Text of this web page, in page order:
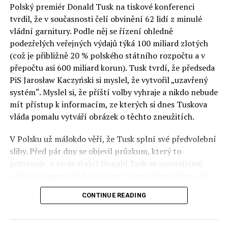
Otázky spojené s vývojem umělé inteligence budou na
fóru AI zvláště diskutovanou oblastí. Fórum AI bude
zahrnovat vyhrazenou tematickou trať skládající se z
panelů, prezentací, workshopů a speciálních akcí.
Budou diskutovány klíčové otázky vlivu umělé
inteligence ve společnosti, ale i v sektoru veřejných a
komerčních služeb. Budou se diskutovat problémy a
výzvy, kterým bude muset trh čelit tváří v tvář zásadním
technologickým změnám. Účastníci fóra také zváží, do
technologií umělé inteligence v mnoha oblastech života
umožní Evropské unii obnovit konkurenceschopnost ve
vztahu ke globálním ekonomikám a nutnosti zajistit
Polský premiér Donald Tusk na tiskové konferenci
tvrdil, že v současnosti čelí obvinění 62 lidí z minulé
vládní garnitury. Podle něj se řízení ohledně
podezřelých veřejných výdajů týká 100 miliard zlotých
(což je přibližně 20 % polského státního rozpočtu a v
přepočtu asi 600 miliard korun). Tusk tvrdí, že předseda
PiS Jarosław Kaczyński si myslel, že vytvořil „uzavřený
systém“. Myslel si, že příští volby vyhraje a nikdo nebude
mít přístup k informacím, ze kterých si dnes Tuskova
vláda pomalu vytváří obrázek o těchto zneužitích.
V Polsku už málokdo věří, že Tusk splní své předvolební
sliby. Před pár dny se objevil průzkum, který to
potvrzuje. A co se stalo? Donald Tusk se samozřejmě
před kamerami podepsali dohodu o stíhání členů PiS, a
ti poslušně ono divadlo předvedli. Andrzej Domański
CONTINUE READING